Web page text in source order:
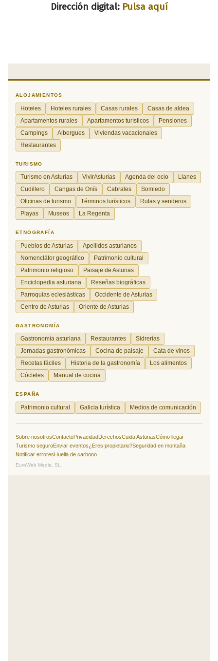
Dirección digital: Pulsa aquí